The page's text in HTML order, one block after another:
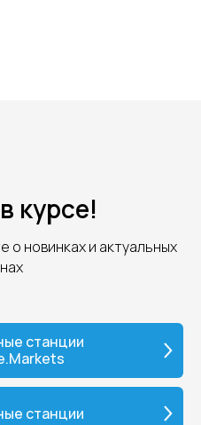
курсе!
о новинках и актуальных
станции
станции